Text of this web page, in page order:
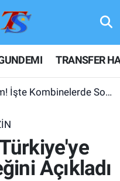
TRANSFER
Kombinelerde Son Durum
Açıkladı